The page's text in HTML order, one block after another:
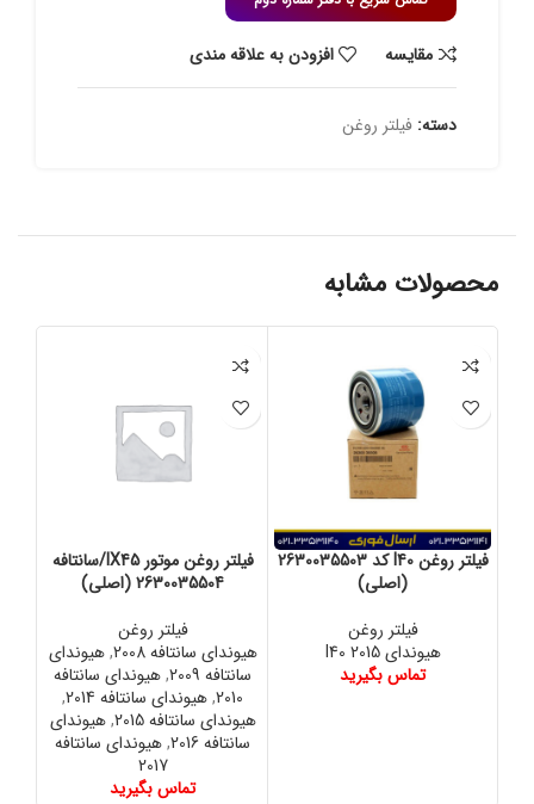
مقايسه افزودن به علاقه مندی
دسته: فیلتر روغن
محصولات مشابه
فیلتر روغن I40 کد 2630035503
(اصلی)
فیلتر روغن
هیوندای I40 2015
تماس بگیرید
فیلتر روغن موتور IX45/سانتافه
2630035504 (اصلی)
فیلتر روغن
هیوندای سانتافه 2008
,هیوندای
سانتافه 2009
,هیوندای سانتافه
2010
,هیوندای سانتافه 2014
,
هیوندای سانتافه 2015
,هیوندای
سانتافه 2016
,هیوندای سانتافه
2017
تماس بگیرید